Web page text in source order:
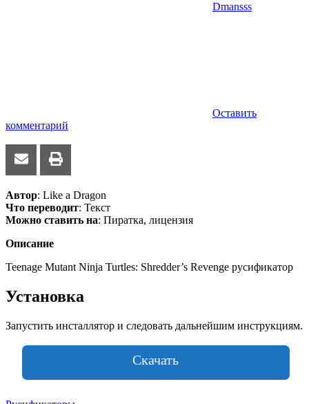
Dmansss
Оставить
комментарий
Автор: Like a Dragon
Что переводит: Текст
Можно ставить на: Пиратка, лицензия
Описание
Teenage Mutant Ninja Turtles: Shredder’s Revenge русификатор
Установка
Запустить инсталлятор и следовать дальнейшим инструкциям.
Скачать